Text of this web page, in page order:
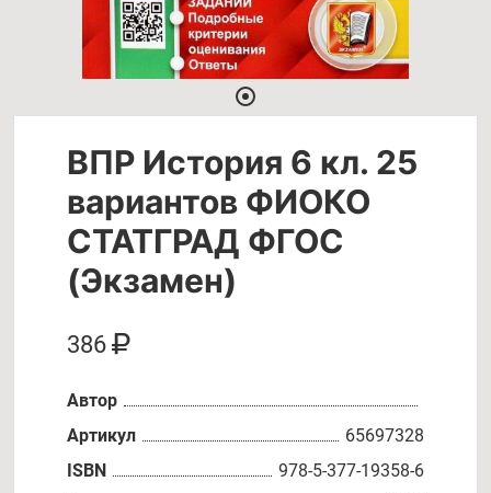
ВПР История 6 кл. 25
вариантов ФИОКО
СТАТГРАД ФГОС
(Экзамен)
386
Автор
Артикул
65697328
ISBN
978-5-377-19358-6